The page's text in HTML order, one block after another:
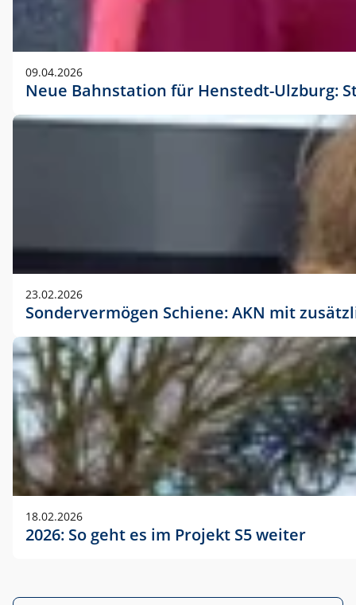
09.04.2026
Neue Bahnstation für Henstedt-Ulzburg:
23.02.2026
Sondervermögen Schiene: AKN mit
18.02.2026
2026: So geht es im Projekt S5 weiter